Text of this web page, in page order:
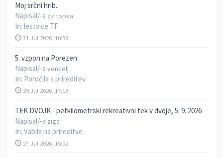
Moj srčni hrib..
Napisal/-a zz topka
In: lestvice TF
31 Jul 2026, 10:59
5. vzpon na Porezen
Napisal/-a vencelj
In: Poročila s prireditev
29 Jul 2026, 17:13
TEK DVOJK - petkilometrski rekreativni tek v dvoje, 5. 9. 2026
Napisal/-a ziga
In: Vabila na prireditve
27 Jul 2026, 15:02